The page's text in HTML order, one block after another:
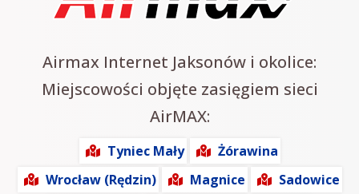
Airmax Internet Jaksonów i okolice:
Miejscowości objęte zasięgiem sieci
AirMAX:
Tyniec Mały
Żórawina
Wrocław (Rędzin)
Magnice
Sadowice